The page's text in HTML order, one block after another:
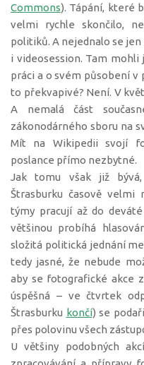
Commons). Tápání, které
velmi rychle skončilo,
politiků. A nejednalo se
i videosession. Tam
práci a o svém působení v
to překvapivé? Není. V
A nemalá část
zákonodárného sboru na
Mít na Wikipedii svojí
poslance přímo nezbytné.
Jak tomu však již
Štrasburku časově velmi
týmy pracují až do
většinou probíhá
složitá politická jednání
tedy jasné, že nebude
aby se fotografické akce
úspěšná – ve čtvrtek
Štrasburku končí) se
přes polovinu všech
U většiny podobných